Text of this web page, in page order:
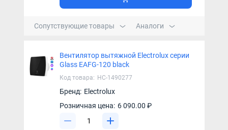
Сопутствующие товары Аналоги
Вентилятор вытяжной Electrolux серии
Glass EAFG-120 black
Код товара: НС-1490277
Бренд: Electrolux
Розничная цена: 6 090.00 ₽